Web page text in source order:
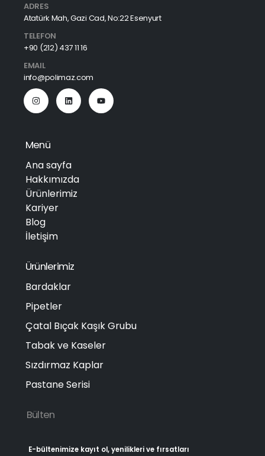
ADRES
Atatürk Mah, Gazi Cad, No:22 Esenyurt
TELEFON
+90 (212) 437 11 16
EMAIL
info@polimaz.com
Menü
Ana sayfa
Hakkımızda
Ürünlerimiz
Kariyer
Blog
İletişim
Ürünlerimiz
Bardaklar
Pipetler
Çatal Bıçak Kaşık Grubu
Tabak ve Kaseler
Sızdırmaz Kaplar
Pastane Serisi
Bülten
E-bültenimize kayıt ol, yenilikleri ve fırsatları